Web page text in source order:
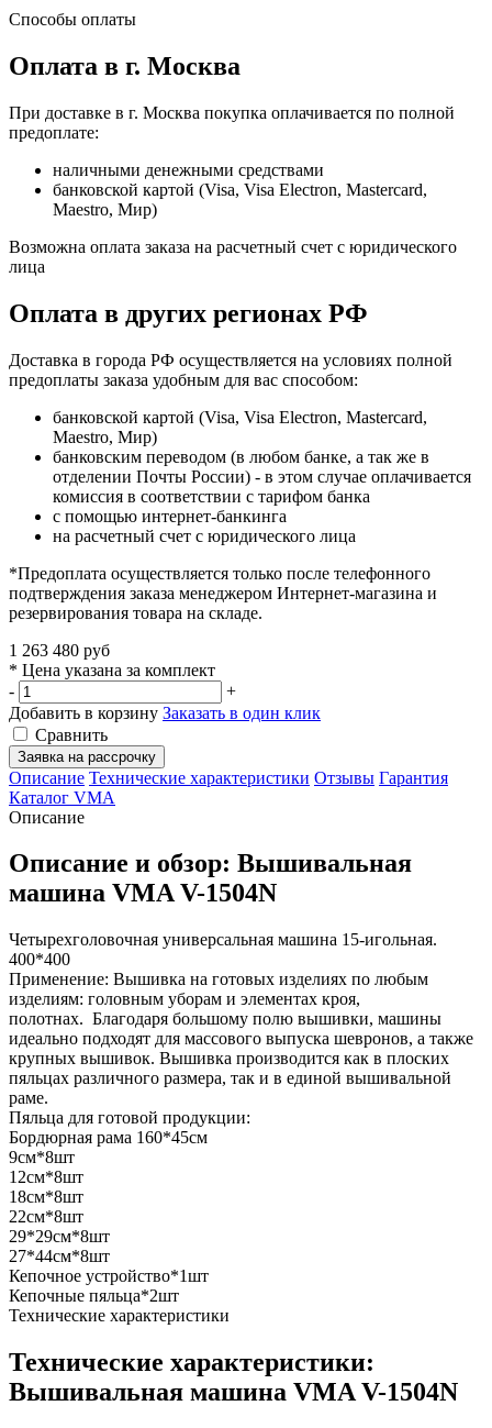
Способы оплаты
Оплата в г. Москва
При доставке в г. Москва покупка оплачивается по полной
предоплате:
наличными денежными средствами
банковской картой (Visa, Visa Electron, Mastercard,
Maestro, Мир)
Возможна оплата заказа на расчетный счет с юридического
лица
Оплата в других регионах РФ
Доставка в города РФ осуществляется на условиях полной
предоплаты заказа удобным для вас способом:
банковской картой (Visa, Visa Electron, Mastercard,
Maestro, Мир)
банковским переводом (в любом банке, а так же в
отделении Почты России) - в этом случае оплачивается
комиссия в соответствии с тарифом банка
с помощью интернет-банкинга
на расчетный счет с юридического лица
*Предоплата осуществляется только после телефонного
подтверждения заказа менеджером Интернет-магазина и
резервирования товара на складе.
1 263 480 руб
* Цена указана за комплект
-
+
Добавить в корзину Заказать в один клик
Сравнить
Заявка на рассрочку
Описание Технические характеристики Отзывы Гарантия
Каталог VMA
Описание
Описание и обзор: Вышивальная
машина VMA V-1504N
Четырехголовочная универсальная машина 15-игольная.
400*400
Применение: Вышивка на готовых изделиях по любым
изделиям: головным уборам и элементах кроя,
полотнах. Благодаря большому полю вышивки, машины
идеально подходят для массового выпуска шевронов, а также
крупных вышивок. Вышивка производится как в плоских
пяльцах различного размера, так и в единой вышивальной
раме.
Пяльца для готовой продукции:
Бордюрная рама 160*45см
9см*8шт
12см*8шт
18см*8шт
22см*8шт
29*29см*8шт
27*44см*8шт
Кепочное устройство*1шт
Кепочные пяльца*2шт
Технические характеристики
Технические характеристики:
Вышивальная машина VMA V-1504N